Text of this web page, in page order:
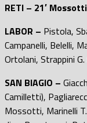
RETI – 21′
LABOR – Pistola,
Campanelli, Belelli,
Ortolani, Strappini
SAN BIAGIO –
Camilletti),
Mossotti, Marinelli